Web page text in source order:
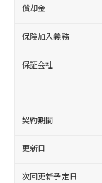
償却金
保険加入義務
保証会社
契約期間
更新日
次回更新予定日